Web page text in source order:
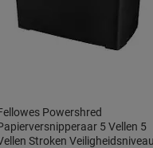
Powershred
5 Vellen 5
Stroken Veiligheidsniveau